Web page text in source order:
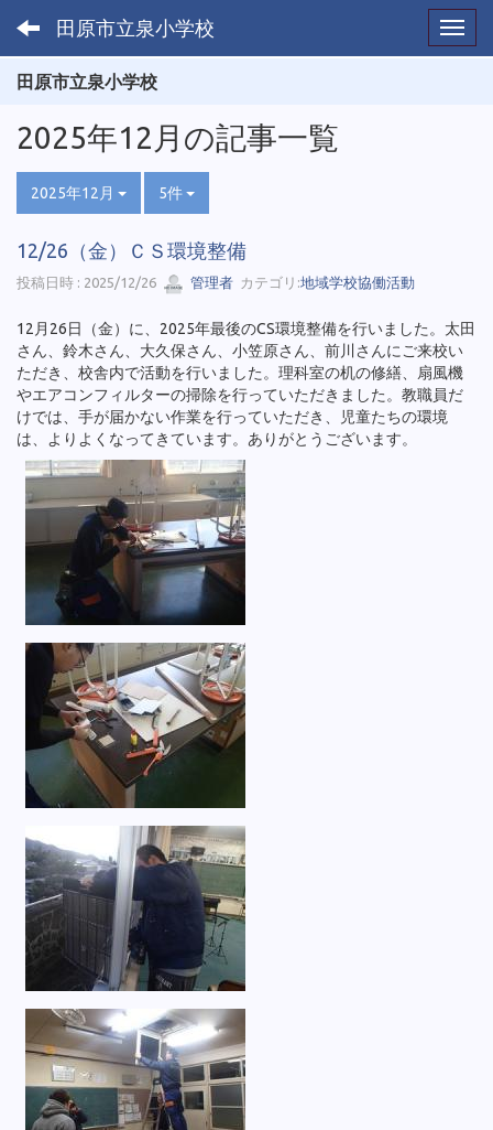
田原市立泉小学校
田原市立泉小学校
2025年12月の記事一覧
2025年12月 5件
12/26（金）ＣＳ環境整備
投稿日時 : 2025/12/26 管理者 カテゴリ:地域学校協働活動
12月26日（金）に、2025年最後のCS環境整備を行いました。太田
さん、鈴木さん、大久保さん、小笠原さん、前川さんにご来校い
ただき、校舎内で活動を行いました。理科室の机の修繕、扇風機
やエアコンフィルターの掃除を行っていただきました。教職員だ
けでは、手が届かない作業を行っていただき、児童たちの環境
は、よりよくなってきています。ありがとうございます。